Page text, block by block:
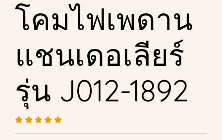
โคมไฟเพดาน
แชนเดอเลียร์
รุ่น J012-1892